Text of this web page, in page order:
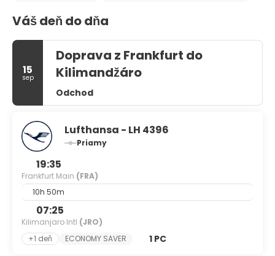
Váš deň do dňa
15
sep
Doprava z Frankfurt do
Kilimandžáro
Odchod
Lufthansa - LH 4396
Priamy
19:35
Frankfurt Main (FRA)
10h 50m
07:25
Kilimanjaro Intl (JRO)
+1 deň
ECONOMY SAVER 1 PC